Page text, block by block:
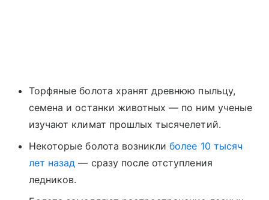
Торфяные болота хранят древнюю пыльцу,
семена и останки животных — по ним ученые
изучают климат прошлых тысячелетий.
Некоторые болота возниклиболее 10 тысяч
лет назад — сразу после отступления
ледников.